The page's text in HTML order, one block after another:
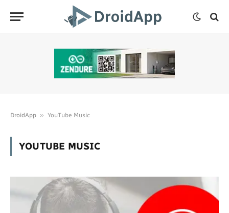
DroidApp » YouTube Music
YOUTUBE MUSIC